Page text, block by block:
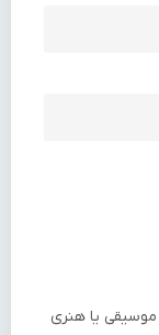
یا هنری